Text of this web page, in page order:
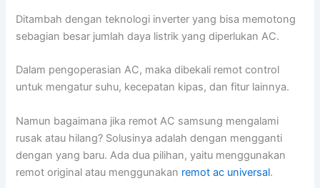
Ditambah dengan teknologi inverter yang bisa memotong
sebagian besar jumlah daya listrik yang diperlukan AC.
Dalam pengoperasian AC, maka dibekali remot control
untuk mengatur suhu, kecepatan kipas, dan fitur lainnya.
Namun bagaimana jika remot AC samsung mengalami
rusak atau hilang? Solusinya adalah dengan mengganti
dengan yang baru. Ada dua pilihan, yaitu menggunakan
remot original atau menggunakan remot ac universal.